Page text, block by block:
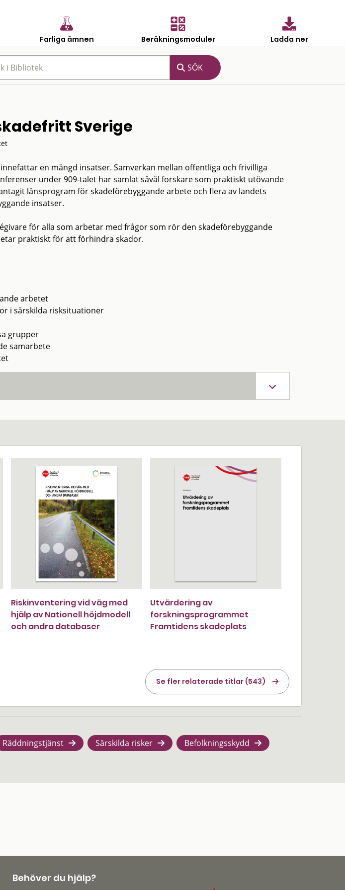
Farliga ämnen Beräkningsmoduler Ladda ner
Sverige
en mängd insatser. Samverkan mellan offentliga och frivilliga
under 909-talet har samlat såväl forskare som praktiskt utövande
länsprogram för skadeförebyggande arbete och flera av landets
insatser.
för alla som arbetar med frågor som rör den skadeförebyggande
praktiskt för att förhindra skador.
arbetet
i särskilda risksituationer
grupper
samarbete
Riskinventering vid väg med
hjälp av Nationell höjdmodell
och andra databaser
Utvärdering av
forskningsprogrammet
Framtidens skadeplats
Se fler relaterade titlar (543)
Räddningstjänst Särskilda risker Befolkningsskydd
Behöver du hjälp?